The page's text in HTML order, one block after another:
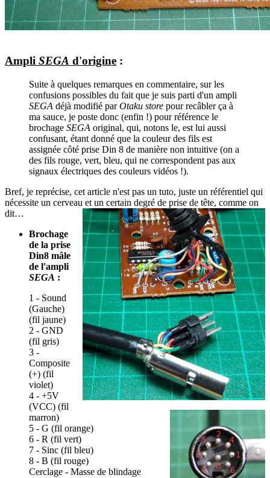
Ampli SEGA d'origine :
Suite à quelques remarques en commentaire, sur les
confusions possibles du fait que je suis parti d'un ampli
SEGA déjà modifié parOtaku store pour recâbler ça à
ma sauce, je poste donc (enfin !) pour référence le
brochage SEGA original, qui, notons le, est lui aussi
confusant, étant donné que la couleur des fils est
assignée côté prise Din 8 de manière non intuitive (on a
des fils rouge, vert, bleu, qui ne correspondent pas aux
signaux électriques des couleurs vidéos !).
Bref, je reprécise, cet article n'est pas un tuto, juste un référentiel qui
nécessite un cerveau et un certain degré de prise de tête, comme on
dit…
Brochage
de la prise
Din8 mâle
de l'ampli
SEGA :
1 - Sound
(Gauche)
(fil jaune)
2 - GND
(fil gris)
3 -
Composite
(+) (fil
violet)
4 - +5V
(VCC) (fil
marron)
5 - G (fil orange)
6 - R (fil vert)
7 - Sinc (fil bleu)
8 - B (fil rouge)
Cerclage - Masse de blindage